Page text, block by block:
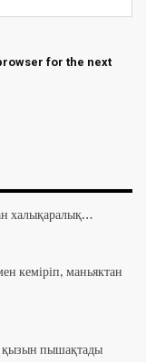
for the next
халықаралық…
кеміріп, маньяктан
қызын пышақтады